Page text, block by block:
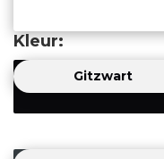
Kleur
Gitzwart